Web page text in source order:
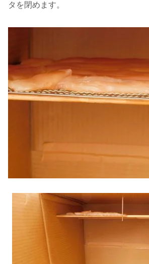
タを閉めます。